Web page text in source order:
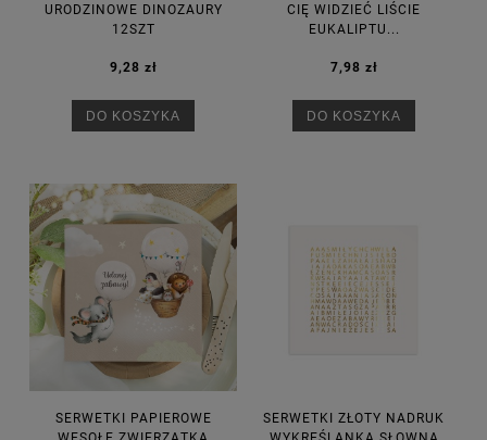
URODZINOWE DINOZAURY
12SZT
9,28 zł
DO KOSZYKA
CIĘ WIDZIEĆ LIŚCIE
EUKALIPTU...
7,98 zł
DO KOSZYKA
SERWETKI PAPIEROWE
SERWETKI ZŁOTY NADRUK